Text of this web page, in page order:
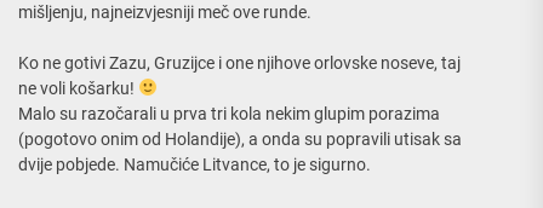
mišljenju, najneizvjesniji meč ove runde.
Ko ne gotivi Zazu, Gruzijce i one njihove orlovske noseve, taj
ne voli košarku!
Malo su razočarali u prva tri kola nekim glupim porazima
(pogotovo onim od Holandije), a onda su popravili utisak sa
dvije pobjede. Namučiće Litvance, to je sigurno.